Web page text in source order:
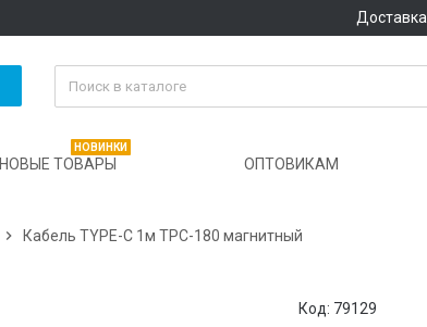
Доставка
НОВЫЕ ТОВАРЫ
НОВИНКИ
ОПТОВИКАМ
 Кабель TYPE-C 1м TPC-180 магнитный
Код: 79129